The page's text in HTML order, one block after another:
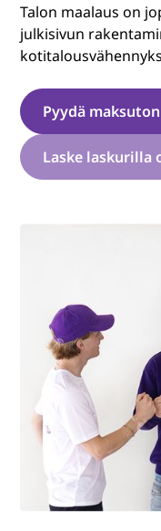
Talon maalaus on
julkisivun
Pyydä
Laske laskurilla